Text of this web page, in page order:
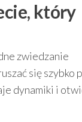
który
zwiedzanie
się szybko
dynamiki i